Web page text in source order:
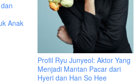
Anak
Profil Ryu Junyeol: Aktor Yang
Menjadi Mantan Pacar dari
Hyeri dan Han So Hee